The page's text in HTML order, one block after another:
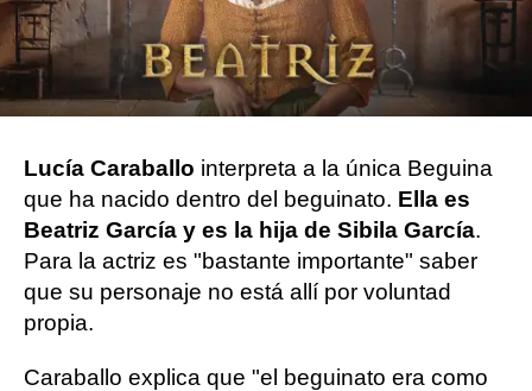
Publicado: 23 de abril de 2024, 15:03
WhatsappFacebook
TwitterFlipboard
Lucía Caraballo interpreta a la única Beguina
que ha nacido dentro del beguinato. Ella es
Beatriz García y es la hija de Sibila García.
Para la actriz es "bastante importante" saber
que su personaje no está allí por voluntad
propia.
Caraballo explica que "el beguinato era como